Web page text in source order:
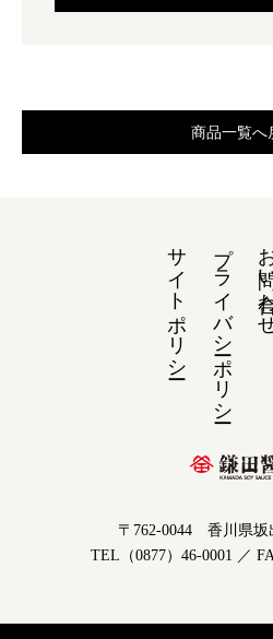
商品一覧へ
お問
プライバシーポリシー
サイトポリシー
〒762-0044 香川県坂
TEL（0877）46-0001 ／